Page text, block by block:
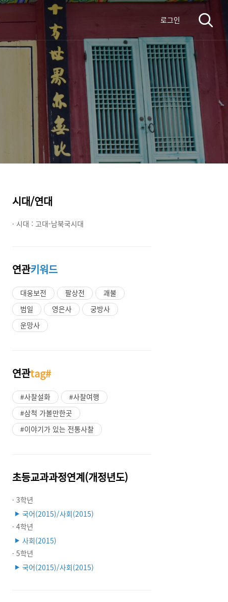
로그인
시대/연대
· 시대 : 고대-남북국시대
연관키워드
대웅보전 팔상전
괘불
범일
영은사
궁방사
운망사
연관tag#
#사찰설화
#사찰여행
#삼척 가볼만한곳
#이야기가 있는 전통사찰
초등교과과정연계(개정년도)
· 3학년
▶ 국어(2015)/사회(2015)
· 4학년
▶ 사회(2015)
· 5학년
▶ 국어(2015)/사회(2015)